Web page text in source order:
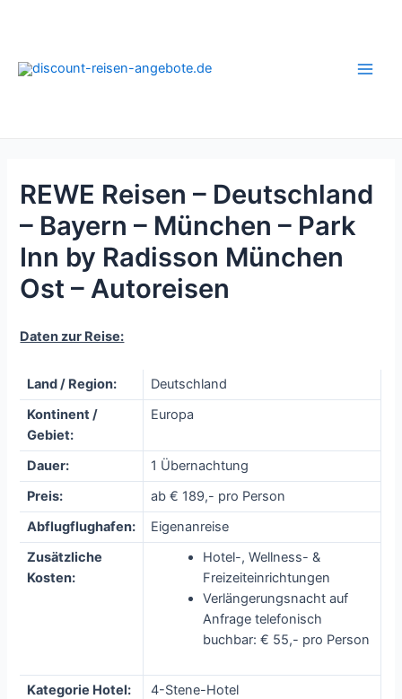
REWE Reisen – Deutschland
– Bayern – München – Park
Inn by Radisson München
Ost – Autoreisen
Daten zur Reise:
Land / Region:
Deutschland
Kontinent /
Gebiet:
Europa
Dauer:
1 Übernachtung
Preis:
ab € 189,- pro Person
Abflugflughafen:
Eigenanreise
Zusätzliche
Kosten:
Hotel-, Wellness- &
Freizeiteinrichtungen
Verlängerungsnacht auf
Anfrage telefonisch
buchbar: € 55,- pro Person
Kategorie Hotel:
4-Stene-Hotel